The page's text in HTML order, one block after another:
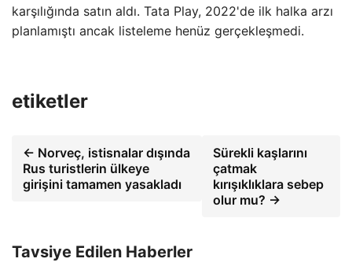
karşılığında satın aldı. Tata Play, 2022'de ilk halka arzı
planlamıştı ancak listeleme henüz gerçekleşmedi.
etiketler
← Norveç, istisnalar dışında
Rus turistlerin ülkeye
girişini tamamen yasakladı
Sürekli kaşlarını
çatmak
kırışıklıklara sebep
olur mu? →
Tavsiye Edilen Haberler